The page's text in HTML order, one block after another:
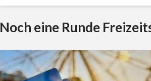
Noch eine Runde